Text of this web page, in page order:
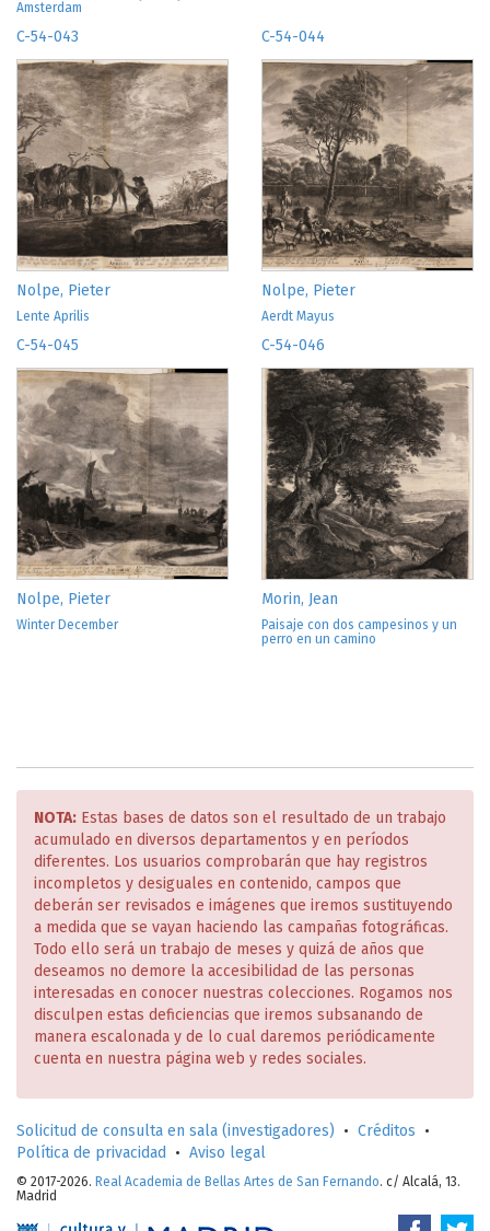
Amsterdam
C-54-043
Nolpe, Pieter
Lente Aprilis
C-54-044
Nolpe, Pieter
Aerdt Mayus
C-54-045
Nolpe, Pieter
Winter December
C-54-046
Morin, Jean
Paisaje con dos campesinos y un
perro en un camino
NOTA: Estas bases de datos son el resultado de un trabajo
acumulado en diversos departamentos y en períodos
diferentes. Los usuarios comprobarán que hay registros
incompletos y desiguales en contenido, campos que
deberán ser revisados e imágenes que iremos sustituyendo
a medida que se vayan haciendo las campañas fotográficas.
Todo ello será un trabajo de meses y quizá de años que
deseamos no demore la accesibilidad de las personas
interesadas en conocer nuestras colecciones. Rogamos nos
disculpen estas deficiencias que iremos subsanando de
manera escalonada y de lo cual daremos periódicamente
cuenta en nuestra página web y redes sociales.
Solicitud de consulta en sala (investigadores) • Créditos •
Política de privacidad
• Aviso legal
© 2017-2026. Real Academia de Bellas Artes de San Fernando. c/ Alcalá, 13.
Madrid